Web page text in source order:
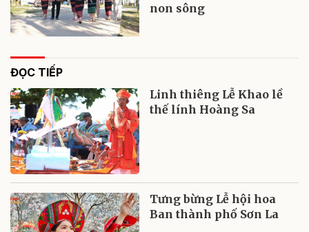
non sông
ĐỌC TIẾP
Linh thiêng Lễ Khao lề
thế lính Hoàng Sa
Tưng bừng Lễ hội hoa
Ban thành phố Sơn La